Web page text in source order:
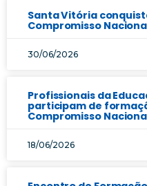
Santa Vitória
Compromisso
30/06/2026
Profissionais da
participam de
Compromisso
18/06/2026